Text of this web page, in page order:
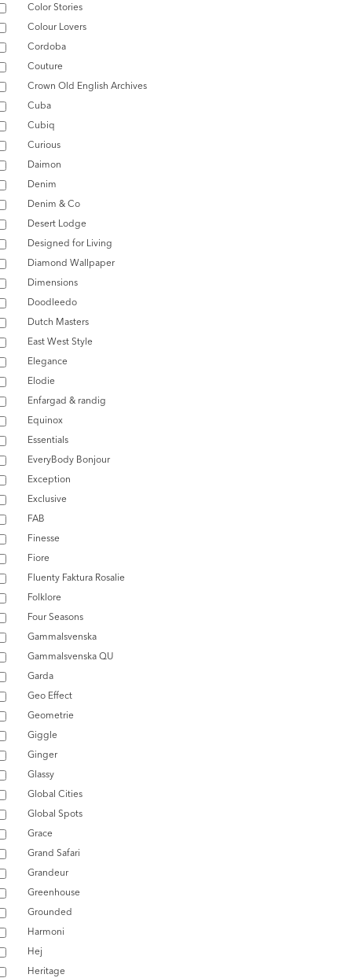
Color Stories
Colour Lovers
Cordoba
Couture
Crown Old English Archives
Cuba
Cubiq
Curious
Daimon
Denim
Denim & Co
Desert Lodge
Designed for Living
Diamond Wallpaper
Dimensions
Doodleedo
Dutch Masters
East West Style
Elegance
Elodie
Enfargad & randig
Equinox
Essentials
EveryBody Bonjour
Exception
Exclusive
FAB
Finesse
Fiore
Fluenty Faktura Rosalie
Folklore
Four Seasons
Gammalsvenska
Gammalsvenska QU
Garda
Geo Effect
Geometrie
Giggle
Ginger
Glassy
Global Cities
Global Spots
Grace
Grand Safari
Grandeur
Greenhouse
Grounded
Harmoni
Hej
Heritage